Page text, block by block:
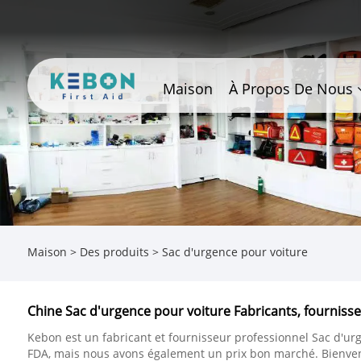
Maison À Propos De Nous
Maison > Des produits > Sac d'urgence pour voiture
Chine Sac d'urgence pour voiture Fabricants,
Kebon est un fabricant et fournisseur professionnel Sac
FDA, mais nous avons également un prix bon marché.